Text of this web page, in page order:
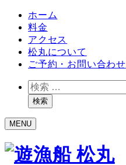
ホーム
料金
アクセス
松丸について
ご予約・お問い合わせ
検
索検索
MENU